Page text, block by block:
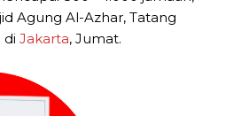
Agung Al-Azhar, Tatang
di Jakarta, Jumat.